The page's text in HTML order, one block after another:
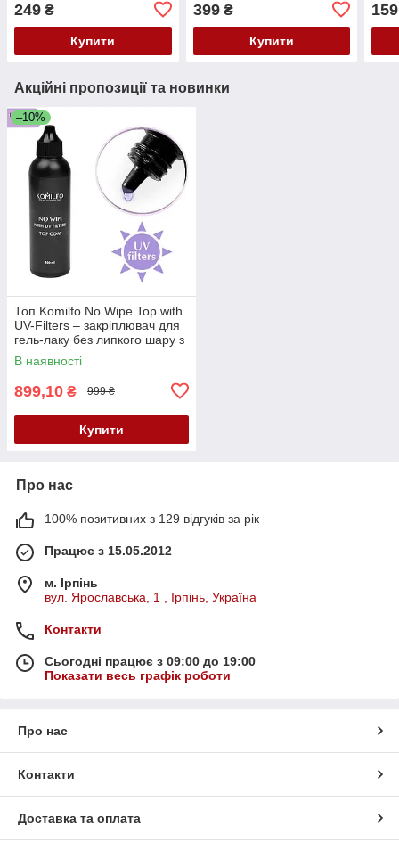
249 ₴
Купити
399₴
Купити
159
Акційні пропозиції та новинки
–10%
Топ Komilfo No Wipe Top with
UV-Filters – закріплювач для
гель-лаку без липкого шару з
УФ-фільтрами, 100мл (без
пензля)
В наявності
899,10 ₴ 999 ₴
Купити
Про нас
100% позитивних з 129 відгуків за рік
Працює з 15.05.2012
м. Ірпінь
вул. Ярославська, 1 , Ірпінь, Україна
Контакти
Сьогодні працює з 09:00 до 19:00
Показати весь графік роботи
Про нас
Контакти
Доставка та оплата